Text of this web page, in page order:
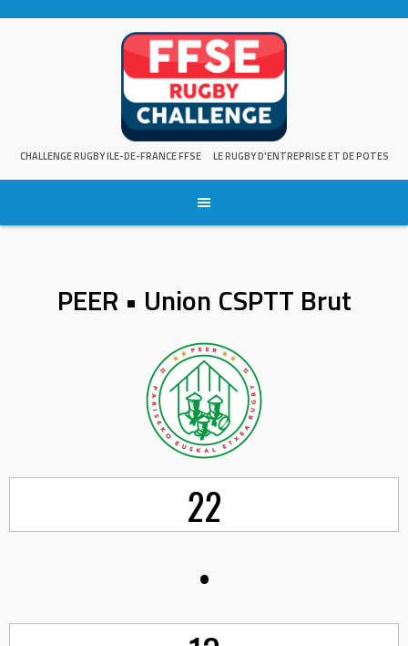
CHALLENGE RUGBY ILE-DE-FRANCE FFSE LE RUGBY D'ENTREPRISE ET DE POTES
PEER • Union CSPTT Brut
22
•